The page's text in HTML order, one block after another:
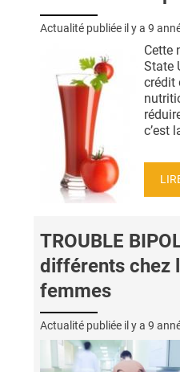
Actualité publiée il y a 9
Cette
State
crédit
c’est
TROUBLE
différents chez
femmes
Actualité publiée il y a 9